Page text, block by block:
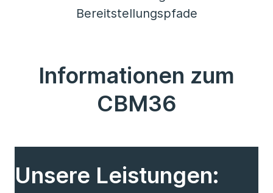
Bereitstellungspfade
Informationen zum
CBM36
Unsere Leistungen: